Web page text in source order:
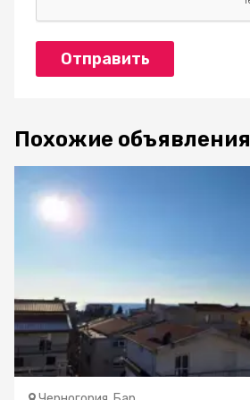
Отправить
Похожие объявления